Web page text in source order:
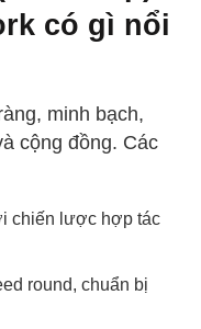
có gì nổi
minh bạch,
cộng đồng. Các
chiến lược hợp tác
round, chuẩn bị